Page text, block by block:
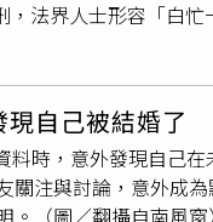
間河粉店風生水起，
。2023年阮妹終於
守位在北市公園路的
附近公部門工作的小
內忙碌著，台北市勞
正在收拾餐盤打掃，
摸鼻子繳了，沒想
押的人中，甚至有
在2020年3月被最
年定讞。本刊先前也
辦理急難救助金與輔
備的前往由該協會仲
卡、前往銀行申請帳
到警方找上門時，
法界人士形容「白
高中生，名下擁有高
。就在賴生阿公過世
登記完成不到5小時
展開調查，最終因證
文書部分提起公訴，法
事訴訟方面，賴母
現自己被結婚了
時，意外發現自己
注與討論，意外成